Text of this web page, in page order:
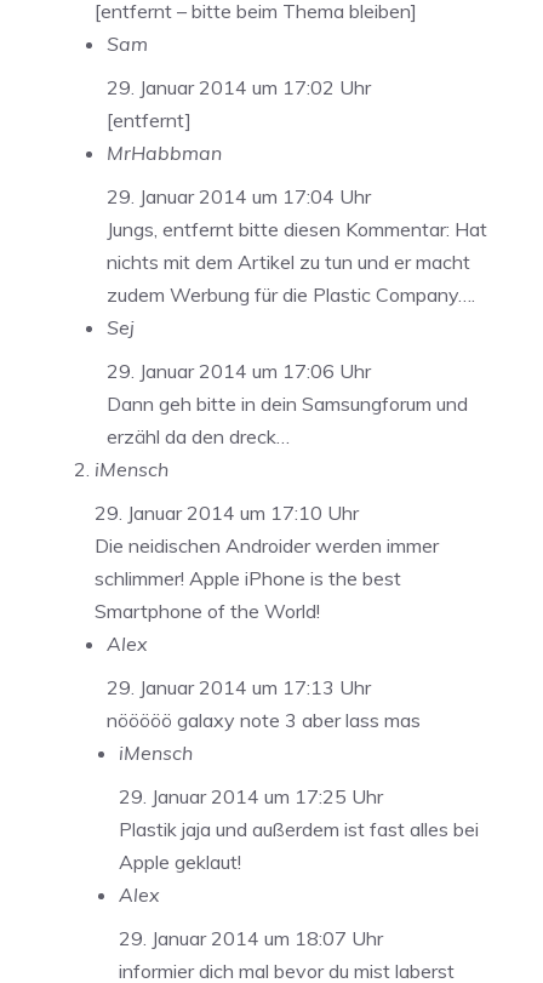
[entfernt – bitte beim Thema bleiben]
Sam
29. Januar 2014 um 17:02 Uhr
[entfernt]
MrHabbman
29. Januar 2014 um 17:04 Uhr
Jungs, entfernt bitte diesen Kommentar: Hat
nichts mit dem Artikel zu tun und er macht
zudem Werbung für die Plastic Company….
Sej
29. Januar 2014 um 17:06 Uhr
Dann geh bitte in dein Samsungforum und
erzähl da den dreck…
iMensch
29. Januar 2014 um 17:10 Uhr
Die neidischen Androider werden immer
schlimmer! Apple iPhone is the best
Smartphone of the World!
Alex
29. Januar 2014 um 17:13 Uhr
nööööö galaxy note 3 aber lass mas
iMensch
29. Januar 2014 um 17:25 Uhr
Plastik jaja und außerdem ist fast alles bei
Apple geklaut!
Alex
29. Januar 2014 um 18:07 Uhr
informier dich mal bevor du mist laberst